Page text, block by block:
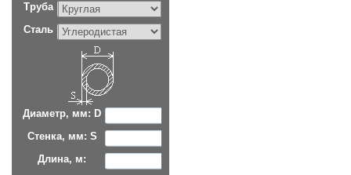
Труба
Сталь
Диаметр, мм: D
Стенка, мм: S
Длина, м: